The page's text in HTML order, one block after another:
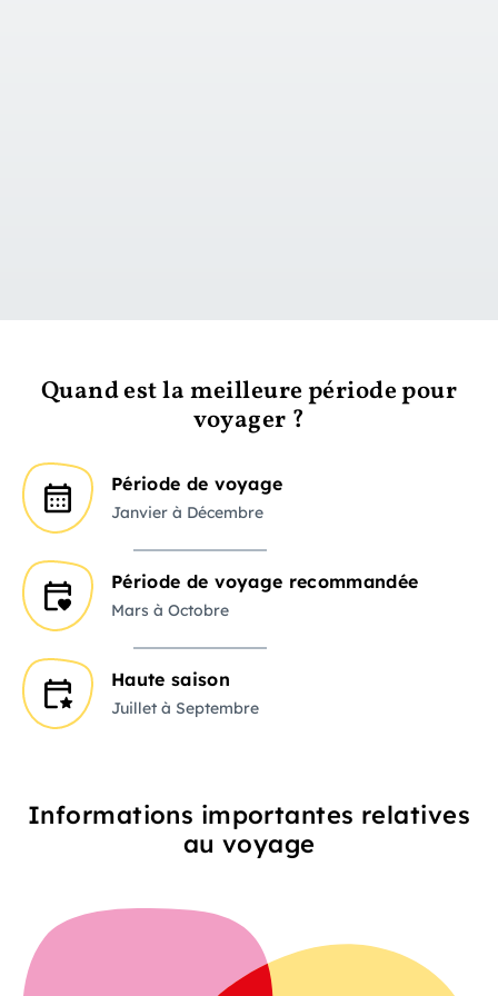
Quand est la meilleure période pour
voyager ?
Période de voyage
Janvier à Décembre
Période de voyage recommandée
Mars à Octobre
Haute saison
Juillet à Septembre
Informations importantes relatives
au voyage